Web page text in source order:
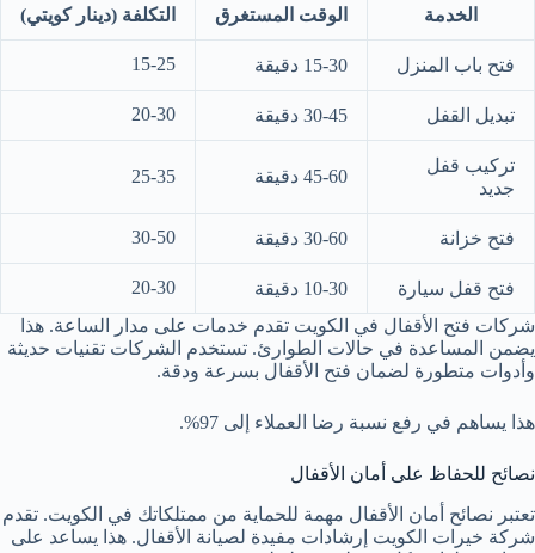
الخدمة الوقت المستغرق التكلفة (دينار كويتي)
فتح باب المنزل 15-30 دقيقة 15-25
تبديل القفل 30-45 دقيقة 20-30
تركيب قفل
جديد
45-60 دقيقة 25-35
فتح خزانة 30-60 دقيقة 30-50
فتح قفل سيارة 10-30 دقيقة
20-30
شركات فتح الأقفال في الكويت تقدم خدمات على مدار الساعة. هذا
يضمن المساعدة في حالات الطوارئ. تستخدم الشركات تقنيات حديثة
وأدوات متطورة لضمان فتح الأقفال بسرعة ودقة.
هذا يساهم في رفع نسبة رضا العملاء إلى 97%.
نصائح للحفاظ على أمان الأقفال
تعتبر نصائح أمان الأقفال مهمة للحماية من ممتلكاتك في الكويت. تقدم
شركة خيرات الكويت إرشادات مفيدة لصيانة الأقفال. هذا يساعد على